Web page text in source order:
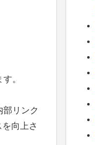
。
リンク
向上さ